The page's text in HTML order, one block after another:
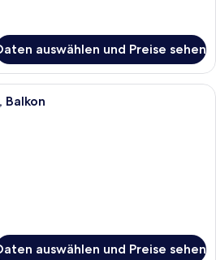
auswählen und Preise sehen
Zimmersafe, Schreibtisch,
Balkon
auswählen und Preise sehen